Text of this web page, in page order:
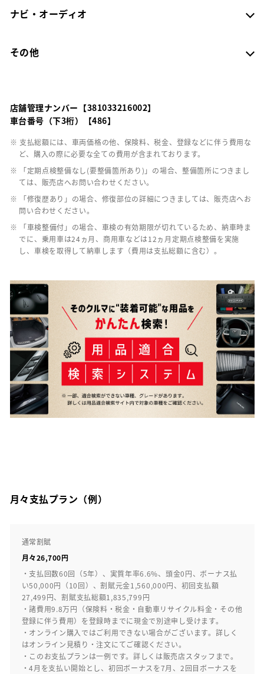
ナビ・オーディオ
その他
店舗管理ナンバー【381033216002】
車台番号（下3桁）【486】
※ 支払総額には、車両価格の他、保険料、税金、登録などに伴う費用な
ど、購入の際に必要な全ての費用が含まれております。
※ 「定期点検整備なし(要整備箇所あり)」の場合、整備箇所につきまし
ては、販売店へお問い合わせください。
※ 「修復歴あり」の場合、修復部位の詳細につきましては、販売店へお
問い合わせください。
※ 「車検整備付」の場合、車検の有効期限が切れているため、納車時ま
でに、乗用車は24ヵ月、商用車などは12ヵ月定期点検整備を実施
し、車検を取得して納車します（費用は支払総額に含む）。
月々支払プラン（例）
通常割賦
月々26,700円
・支払回数60回（5年）、実質年率6.6%、頭金0円、ボーナス払
い50,000円（10回）、割賦元金1,560,000円、初回支払額
27,499円、割賦支払総額1,835,799円
・諸費用9.8万円（保険料・税金・自動車リサイクル料金・その他
登録に伴う費用）を登録時までに現金で別途申し受けます。
・オンライン購入ではご利用できない場合がございます。詳しく
はオンライン見積り・注文にてご確認ください。
・このお支払プランは一例です。詳しくは販売店スタッフまで。
・4月を支払い開始とし、初回ボーナスを7月、2回目ボーナスを